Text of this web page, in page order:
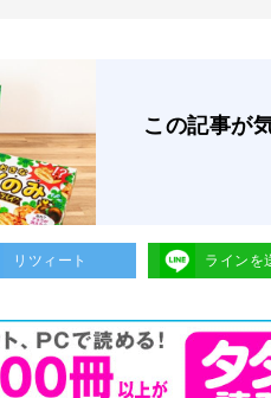
この記事が
リツィート ラインを